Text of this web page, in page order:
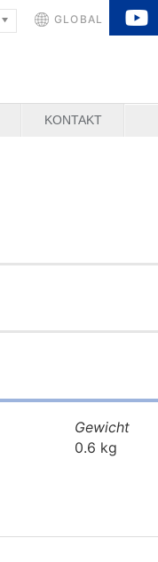
KONTAKT
GLOBAL
Gewicht
0.6 kg